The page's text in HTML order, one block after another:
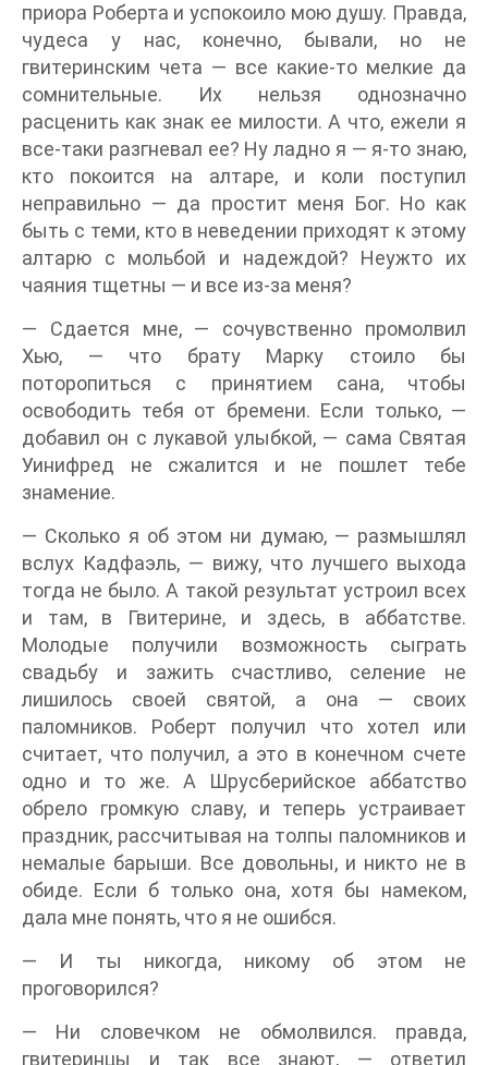
приора Роберта и успокоило мою душу. Правда,
чудеса у нас, конечно, бывали, но не
гвитеринским чета — все какие-то мелкие да
сомнительные. Их нельзя однозначно
расценить как знак ее милости. А что, ежели я
все-таки разгневал ее? Ну ладно я — я-то знаю,
кто покоится на алтаре, и коли поступил
неправильно — да простит меня Бог. Но как
быть с теми, кто в неведении приходят к этому
алтарю с мольбой и надеждой? Неужто их
чаяния тщетны — и все из-за меня?
— Сдается мне, — сочувственно промолвил
Хью, — что брату Марку стоило бы
поторопиться с принятием сана, чтобы
освободить тебя от бремени. Если только, —
добавил он с лукавой улыбкой, — сама Святая
Уинифред не сжалится и не пошлет тебе
знамение.
— Сколько я об этом ни думаю, — размышлял
вслух Кадфаэль, — вижу, что лучшего выхода
тогда не было. А такой результат устроил всех
и там, в Гвитерине, и здесь, в аббатстве.
Молодые получили возможность сыграть
свадьбу и зажить счастливо, селение не
лишилось своей святой, а она — своих
паломников. Роберт получил что хотел или
считает, что получил, а это в конечном счете
одно и то же. А Шрусберийское аббатство
обрело громкую славу, и теперь устраивает
праздник, рассчитывая на толпы паломников и
немалые барыши. Все довольны, и никто не в
обиде. Если б только она, хотя бы намеком,
дала мне понять, что я не ошибся.
— И ты никогда, никому об этом не
проговорился?
— Ни словечком не обмолвился. правда,
гвитеринцы и так все знают, — ответил